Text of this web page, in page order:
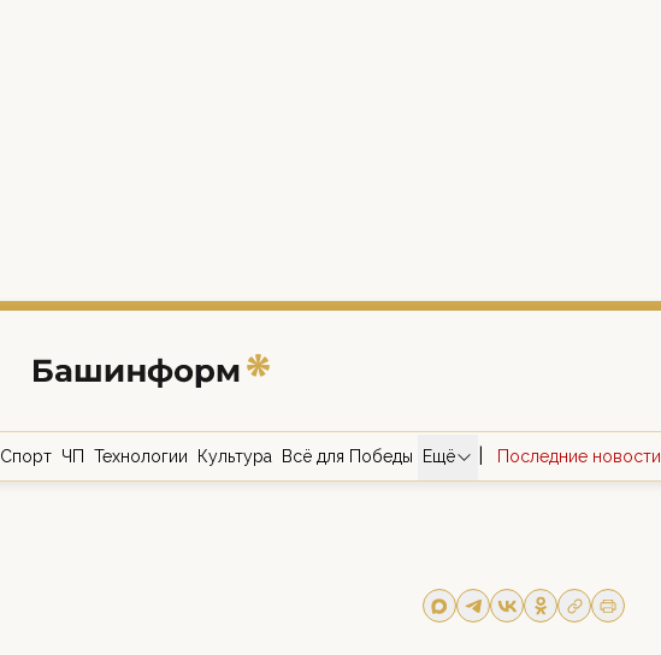
Спорт ЧП Технологии Культура Всё для Победы Ещё Последние новости